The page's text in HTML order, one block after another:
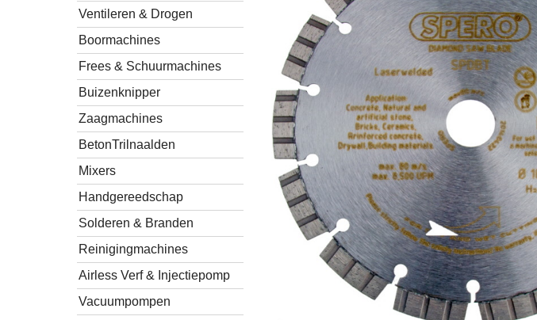
Ventileren & Drogen
Boormachines
Frees & Schuurmachines
Buizenknipper
Zaagmachines
BetonTrilnaalden
Mixers
Handgereedschap
Solderen & Branden
Reinigingmachines
Airless Verf & Injectiepomp
Vacuumpompen